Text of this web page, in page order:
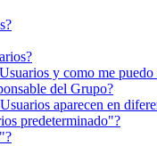
y como me
del Grupo?
aparecen en
predeterminado"?